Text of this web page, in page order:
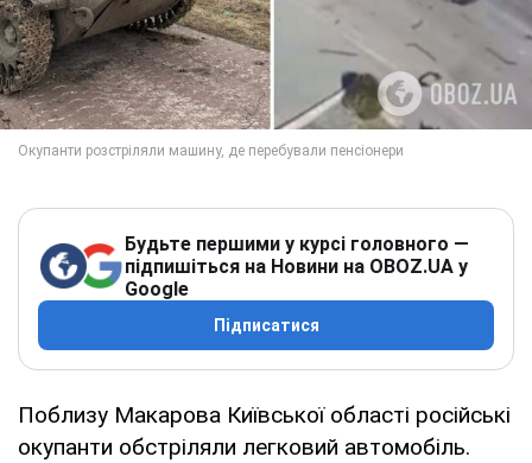
Будьте першими у курсі головного —
підпишіться на Новини на OBOZ.UA у
Google
Підписатися
Поблизу Макарова Київської області російські
окупанти обстріляли легковий автомобіль.